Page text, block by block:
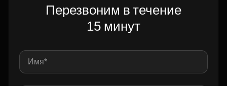
Перезвоним в течение
15 минут